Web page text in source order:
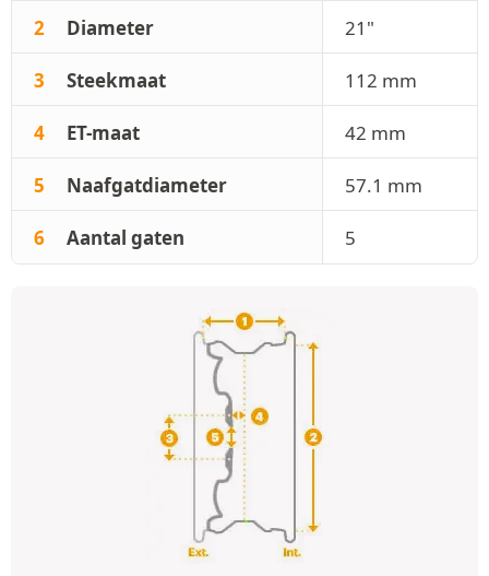
2 Diameter 21"
3 Steekmaat 112 mm
4 ET-maat 42 mm
5 Naafgatdiameter 57.1 mm
6 Aantal gaten 5